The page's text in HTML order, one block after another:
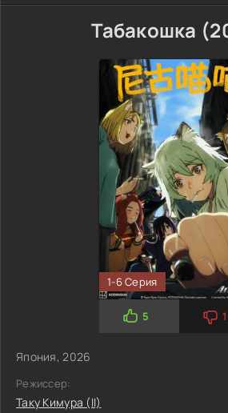
Табакошка
1-6 Серия
5 1
Япония, 2026
Режиссер:
Таку Кимура (II)